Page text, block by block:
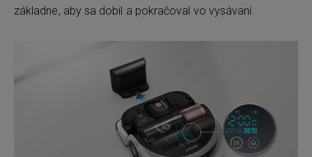
základne, aby sa dobil a pokračoval vo vysávaní.